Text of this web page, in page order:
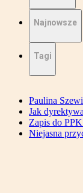
Najnowsze
Tagi
Paulina
Jak
Zapis do
Niejasna